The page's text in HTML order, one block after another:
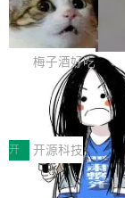
有云模型能够满足
但对于金融、能源
让AI用起来，还要
Token花在哪里、
续增长的AI成本该
正是围绕这些实际
理两个方面，让用
得住、用得稳、省
始，Token使用一
ean 在 Google 工
不是一个人走。一
wat（Google 员工
年的编程搭档，
作者）、Quoc Le
q2Seq 和 DocAI
yals（Gemini 联合
🔥 SolonCode
字体可调、22 种
打开终端就能上岗
把「看得清、用母
齐。 SolonCode
耳科技研发的企
中文驱动的数字员
骤、编写代码。不
装完即用。 开源
b 安装 支持 Java
梅子酒好吃
让“代码语义理解
价值潜能：华为
代码仓技术解析
一、代码仓深度理
程实践中，代码仓
体。企业级代码仓
个文件，其规模远
开 开源科技
一条“删库”命令